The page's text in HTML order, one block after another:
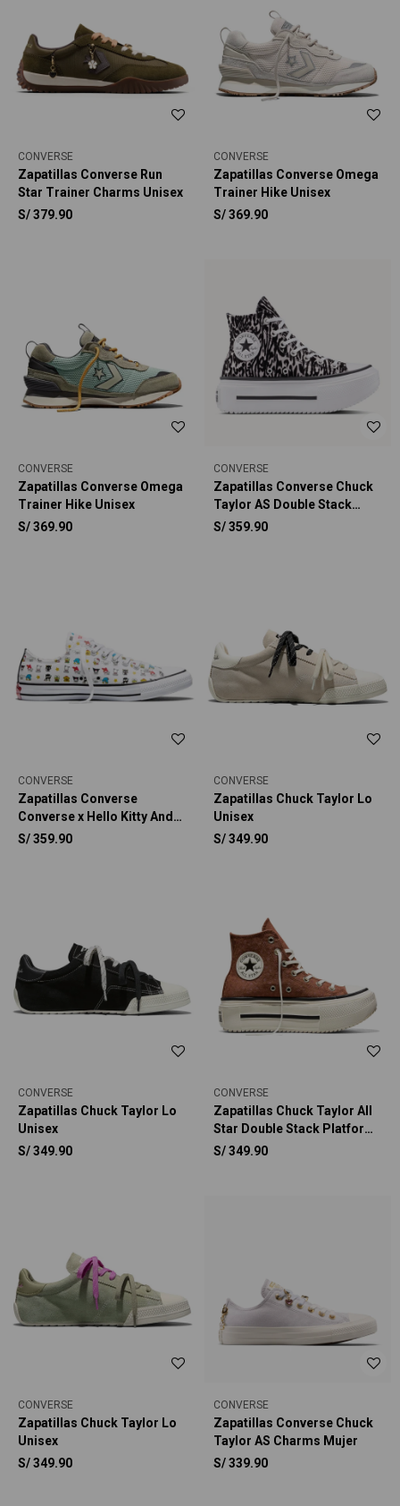
CONVERSE
Zapatillas Converse Run
Star Trainer Charms Unisex
S/379.90
CONVERSE
Zapatillas Converse Omega
Trainer Hike Unisex
S/369.90
CONVERSE
Zapatillas Converse Omega
Trainer Hike Unisex
S/369.90
CONVERSE
Zapatillas Converse Chuck
Taylor AS Double Stack
Platform Animal Graphic
S/359.90
CONVERSE
Zapatillas Converse
Converse x Hello Kitty And
Friends Chuck Taylor All
S/359.90
CONVERSE
Zapatillas Chuck Taylor Lo
Unisex
S/349.90
CONVERSE
Zapatillas Chuck Taylor Lo
Unisex
S/349.90
CONVERSE
Zapatillas Chuck Taylor All
Star Double Stack Platform
Deer Unisex
S/349.90
CONVERSE
Zapatillas Chuck Taylor Lo
Unisex
S/349.90
CONVERSE
Zapatillas Converse Chuck
Taylor AS Charms Mujer
S/339.90